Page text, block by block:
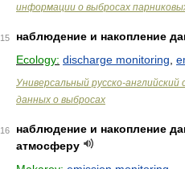
информации о выбросах
15
наблюдение и накопление
Ecology: discharge monitoring
Универсальный русско-английский
данных о выбросах
16
наблюдение и накопление
атмосферу